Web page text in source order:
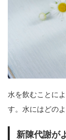
水を飲むことに
す。水にはどの
新陳代謝が